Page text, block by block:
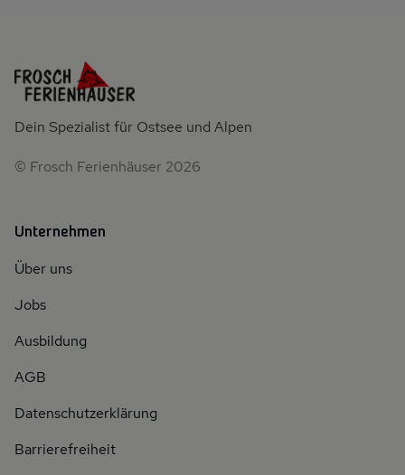
Dein Spezialist für Ostsee und Alpen
© Frosch Ferienhäuser 2026
Unternehmen
Über uns
Jobs
Ausbildung
AGB
Datenschutzerklärung
Barrierefreiheit